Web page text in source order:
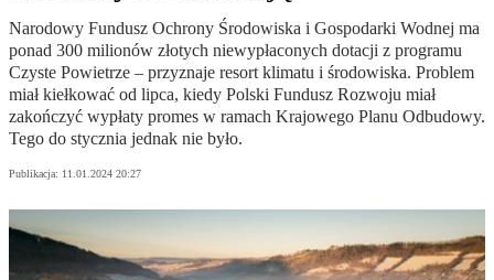
Narodowy Fundusz Ochrony Środowiska i Gospodarki Wodnej ma
ponad 300 milionów złotych niewypłaconych dotacji z programu
Czyste Powietrze – przyznaje resort klimatu i środowiska. Problem
miał kiełkować od lipca, kiedy Polski Fundusz Rozwoju miał
zakończyć wypłaty promes w ramach Krajowego Planu Odbudowy.
Tego do stycznia jednak nie było.
Publikacja: 11.01.2024 20:27